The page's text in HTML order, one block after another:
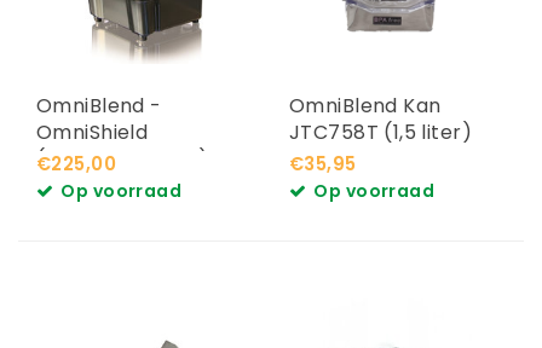
OmniBlend -
OmniShield
(Geluidsdemper)
€225,00
Op voorraad
OmniBlend Kan
JTC758T (1,5 liter)
€35,95
Op voorraad